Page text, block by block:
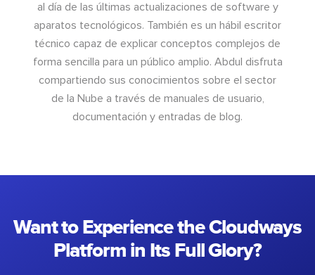
al día de las últimas actualizaciones de software y
aparatos tecnológicos. También es un hábil escritor
técnico capaz de explicar conceptos complejos de
forma sencilla para un público amplio. Abdul disfruta
compartiendo sus conocimientos sobre el sector
de la Nube a través de manuales de usuario,
documentación y entradas de blog.
Want to Experience the Cloudways
Platform in Its Full Glory?